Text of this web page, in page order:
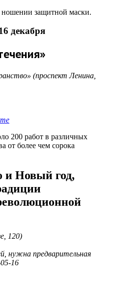
ношении защитной маски.
декабря
(проспект Ленина,
200 работ в различных
от более чем сорока
и Новый год,
120)
нужна предварительная
16